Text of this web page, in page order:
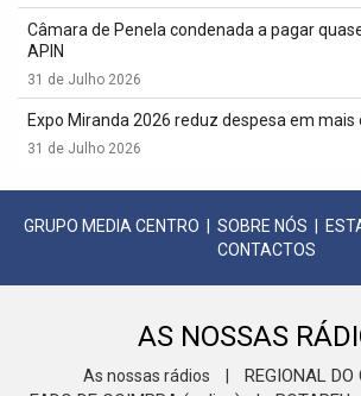
Câmara de Penela condenada a pagar
APIN
31 de Julho 2026
Expo Miranda 2026 reduz despesa em mais
31 de Julho 2026
GRUPO MEDIA CENTRO SOBRE NÓS
CONTACTOS
AS NOSSAS
As nossas rádios REGIONAL DO